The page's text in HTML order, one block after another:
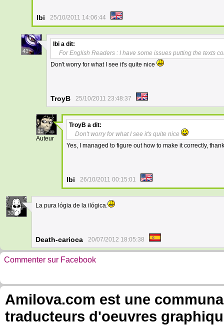
Ibi 25/10/2011 14:06:44
41
Ibi a dit:
For English Readers : I have some issues putting the texts
Don't worry for what I see it's quite nice
TroyB 25/10/2011 23:48:37
15
Auteur
TroyB a dit:
Don't worry for what I see it's quite nice
Yes, I managed to figure out how to make it correctly,
Ibi 26/10/2011 00:15:01
30
La pura lógia de la ilógica.
Death-carioca 20/07/2012 18:05:38
Commenter sur Facebook
Amilova.com est une
traducteurs d'oeuvres